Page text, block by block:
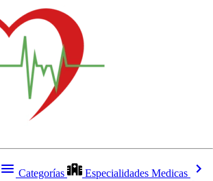
Categorías
Especialidades Medicas